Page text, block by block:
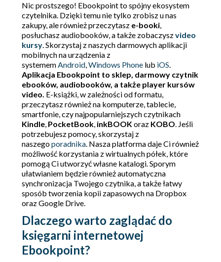
Nic prostszego! Ebookpoint to spójny ekosystem
czytelnika. Dzięki temu nie tylko zrobisz u nas
zakupy, ale również przeczytasz e-booki,
posłuchasz audiobooków, a także zobaczyszvideo
kursy. Skorzystaj z naszych darmowych aplikacji
mobilnych na urządzenia z
systememAndroid,Windows Phone lub iOS.
Aplikacja Ebookpoint to sklep, darmowy czytnik
ebooków, audiobooków, a także player kursów
video. E-książki, w zależności od formatu,
przeczytasz również na komputerze, tablecie,
smartfonie, czy najpopularniejszych czytnikach
Kindle, PocketBook, inkBOOKoraz KOBO. Jeśli
potrzebujesz pomocy, skorzystaj z
naszegoporadnika. Nasza platforma daje Ci również
możliwość korzystania z wirtualnych półek, które
pomogą Ci utworzyć własne katalogi. Sporym
ułatwianiem będzie również automatyczna
synchronizacja Twojego czytnika, a także łatwy
sposób tworzenia kopii zapasowych na Dropbox
oraz Google Drive.
Dlaczego warto zaglądać do
księgarni internetowej
Ebookpoint?